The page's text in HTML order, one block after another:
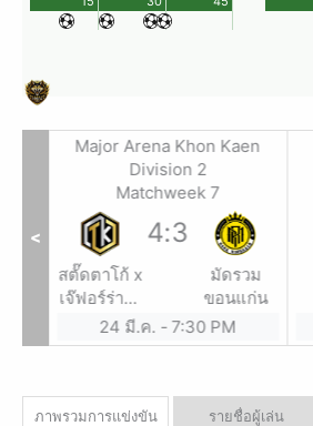
Major Arena Khon Kaen
Division 2
Matchweek 7
สตั๊ดตาโก้ x
เจ๊ฟอร์ร่าสั่ง
ลุย
4:3
มัดรวม
ขอนแก่น
24 มี.ค. - 7:30 PM
<
ภาพรวมการแข่งขัน รายชื่อผู้เล่น